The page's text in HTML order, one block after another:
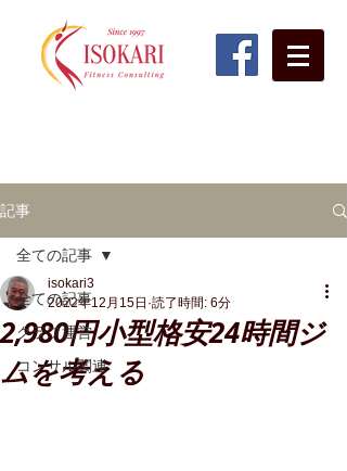
記事
全ての記事
クラブ運営
コンサル関連
全ての記事
2,980円小型格安24時間ジ
ムを考える
isokari3
2022年12月15日 読了時間: 6分